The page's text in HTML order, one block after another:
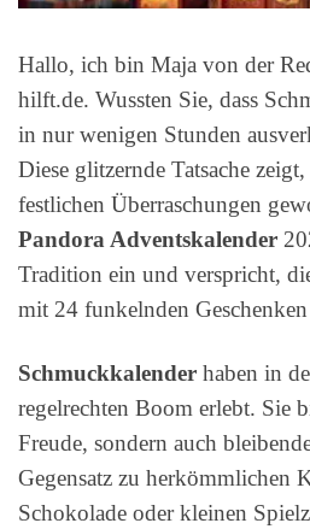
Hallo, ich bin Maja von der
hilft.de. Wussten Sie, dass
in nur wenigen Stunden
Diese glitzernde Tatsache
festlichen Überraschungen
Pandora Adventskalender
Tradition ein und verspricht,
mit 24 funkelnden
Schmuckkalender haben in
regelrechten Boom erlebt. Sie
Freude, sondern auch
Gegensatz zu herkömmlichen
Schokolade oder kleinen